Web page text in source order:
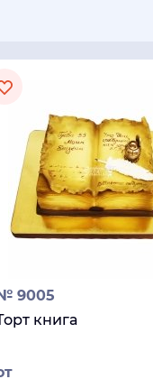
9005
книга